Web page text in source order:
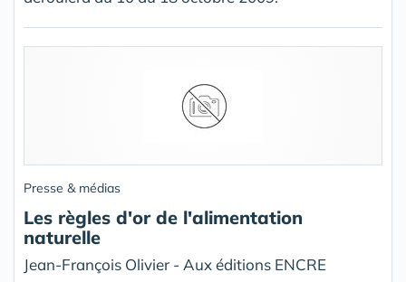
Presse & médias
Les règles d'or de l'alimentation
naturelle
Jean-François Olivier - Aux éditions ENCRE